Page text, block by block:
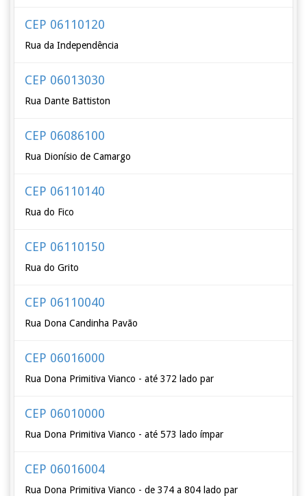
CEP 06110120
Rua da Independência
CEP 06013030
Rua Dante Battiston
CEP 06086100
Rua Dionísio de Camargo
CEP 06110140
Rua do Fico
CEP 06110150
Rua do Grito
CEP 06110040
Rua Dona Candinha Pavão
CEP 06016000
Rua Dona Primitiva Vianco - até 372 lado par
CEP 06010000
Rua Dona Primitiva Vianco - até 573 lado ímpar
CEP 06016004
Rua Dona Primitiva Vianco - de 374 a 804 lado par